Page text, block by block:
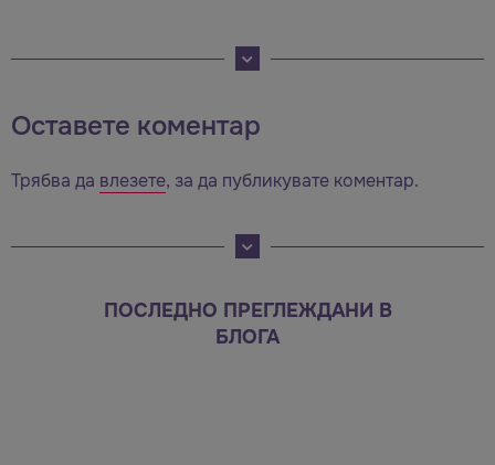
Оставете коментар
Трябва да влезете, за да публикувате коментар.
ПОСЛЕДНО ПРЕГЛЕЖДАНИ В
БЛОГА